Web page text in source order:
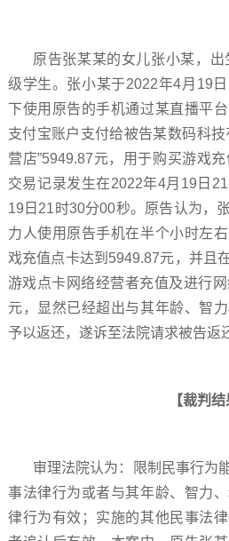
原告张某某的女儿张小某，
级学生。张小某于2022年4月19
下使用原告的手机通过某直播平
支付宝账户支付给被告某数码科
营店”5949.87元，用于购买游戏
交易记录发生在2022年4月19日
19日21时30分00秒。原告认为，
力人使用原告手机在半个小时左
戏充值点卡达到5949.87元，并且
游戏点卡网络经营者充值及进行
元，显然已经超出与其年龄、智
予以返还，遂诉至法院请求被告返
【裁判结
审理法院认为：限制民事行为
事法律行为或者与其年龄、智力
律行为有效；实施的其他民事法